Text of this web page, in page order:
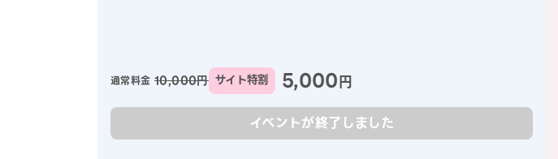
通常料金 10,000円 サイト特割 5,000円
イベントが終了しました